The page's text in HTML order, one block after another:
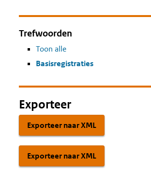
Trefwoorden
Toon alle
Basisregistraties
Exporteer
Exporteer naar XML
Exporteer naar XML